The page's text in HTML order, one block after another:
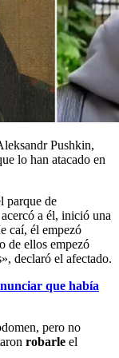
Pushkin,
lo han atacado en
parque de
a él, inició una
caí, él empezó
de ellos empezó
declaró el afectado.
que había
pero no
robarle el